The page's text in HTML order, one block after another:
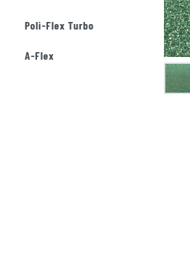
Poli-Flex Turbo
A-Flex